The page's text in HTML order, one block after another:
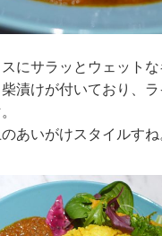
にサラッとウェットな
漬けが付いており、
あいがけスタイルすね